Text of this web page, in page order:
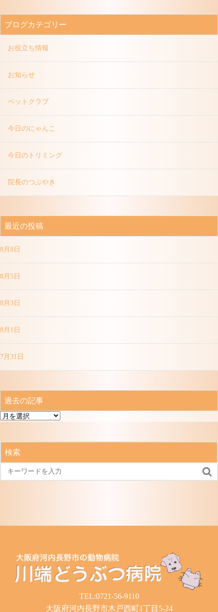
ブログカテゴリー
お役立ち情報
お知らせ
ペットクラブ
今日のにゃんこ
今日のトリミング
院長のつぶやき
最近の投稿
8月8日
8月5日
8月3日
8月1日
7月31日
過去の記事
過
記
検索

TEL:0721-56-9110
大阪府河内長野市木戸西町1丁目5-24